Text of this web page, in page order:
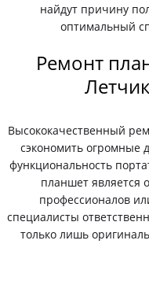
найдут причину
оптимальный
Ремонт
Высококачественный
сэкономить огромные
функциональность
планшет является
профессионалов
специалисты
только лишь